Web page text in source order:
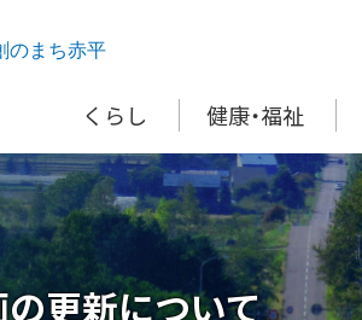
のまち赤平
くらし 健康・福祉
更新について